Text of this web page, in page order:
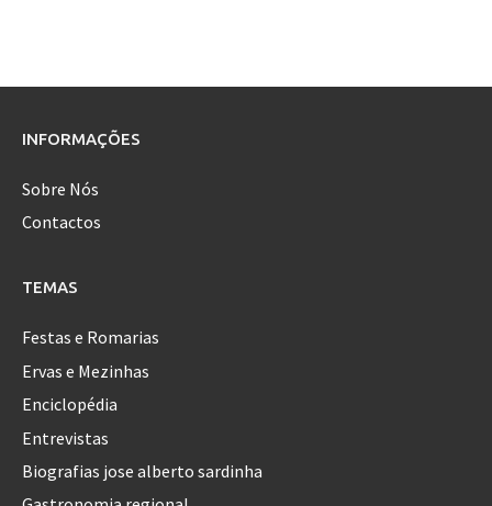
INFORMAÇÕES
Sobre Nós
Contactos
TEMAS
Festas e Romarias
Ervas e Mezinhas
Enciclopédia
Entrevistas
Biografias jose alberto sardinha